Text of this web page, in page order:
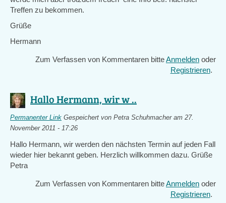
Treffen zu bekommen.
Grüße
Hermann
Zum Verfassen von Kommentaren bitteAnmelden oder
Registrieren.
Hallo Hermann, wir w ..
Permanenter Link Gespeichert von Petra Schuhmacheram 27.
November 2011 - 17:26
Hallo Hermann, wir werden den nächsten Termin auf jeden Fall
wieder hier bekannt geben. Herzlich willkommen dazu. Grüße
Petra
Zum Verfassen von Kommentaren bitteAnmelden oder
Registrieren.